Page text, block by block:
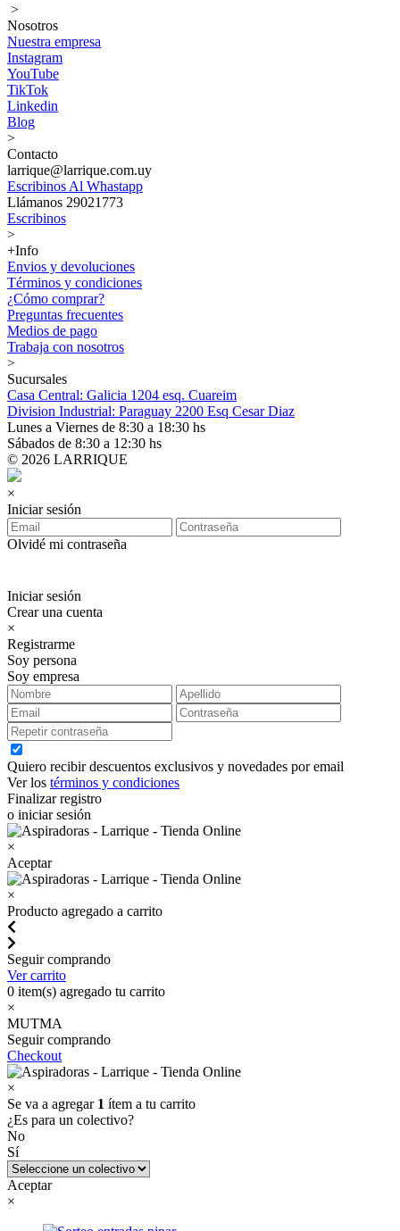
>
Nosotros
Nuestra empresa
Instagram
YouTube
TikTok
Linkedin
Blog
>
Contacto
larrique@larrique.com.uy
Escribinos Al Whastapp
Llámanos 29021773
Escribinos
>
+Info
Envios y devoluciones
Términos y condiciones
¿Cómo comprar?
Preguntas frecuentes
Medios de pago
Trabaja con nosotros
>
Sucursales
Casa Central: Galicia 1204 esq. Cuareim
Division Industrial: Paraguay 2200 Esq Cesar Diaz
Lunes a Viernes de 8:30 a 18:30 hs
Sábados de 8:30 a 12:30 hs
© 2026 LARRIQUE
×
Iniciar sesión
Olvidé mi contraseña
Iniciar sesión
Crear una cuenta
×
Registrarme
Soy persona
Soy empresa
Quiero recibir descuentos exclusivos y novedades por email
Ver los términos y condiciones
Finalizar registro
o iniciar sesión
×
Aceptar
×
Producto agregado a carrito
Seguir comprando
Ver carrito
0 item(s) agregado tu carrito
×
MUTMA
Seguir comprando
Checkout
×
Se va a agregar 1 ítem a tu carrito
¿Es para un colectivo?
No
Sí
Aceptar
×